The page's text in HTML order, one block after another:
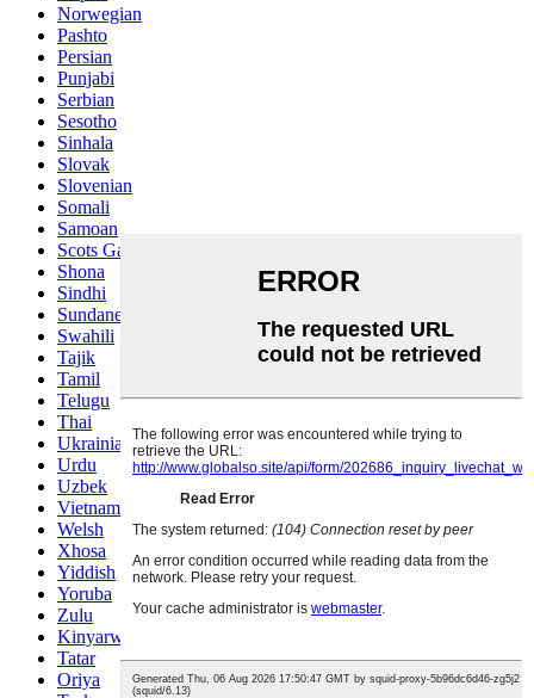
Norwegian
Pashto
Persian
Punjabi
Serbian
Sesotho
Sinhala
Slovak
Slovenian
Somali
Samoan
Scots Gaelic
Shona
Sindhi
Sundanese
Swahili
Tajik
Tamil
Telugu
Thai
Ukrainian
Urdu
Uzbek
Vietnamese
Welsh
Xhosa
Yiddish
Yoruba
Zulu
Kinyarwanda
Tatar
Oriya